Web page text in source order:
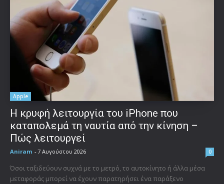
Apple
Η κρυφή λειτουργία του iPhone που
καταπολεμά τη ναυτία από την κίνηση –
Πώς λειτουργεί
Aniram - 7 Αυγούστου 2026 0
Όσοι ταξιδεύουν συχνά με το μετρό, το αυτοκίνητο ή άλλα μέσα
μεταφοράς μπορεί να έχουν παρατηρήσει ένα παράξενο